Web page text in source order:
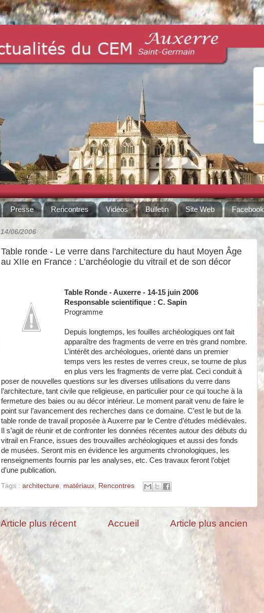
Presse Rencontres Vidéos Bulletin Site Web Facebook
14/06/2006
Table ronde - Le verre dans l'architecture du haut Moyen Âge
au XIIe en France : L’archéologie du vitrail et de son décor
Table Ronde - Auxerre - 14-15 juin 2006
Responsable scientifique : C. Sapin
Programme
Depuis longtemps, les fouilles archéologiques ont fait
apparaître des fragments de verre en très grand nombre.
L’intérêt des archéologues, orienté dans un premier
temps vers les restes de verres creux, se tourne de plus
en plus vers les fragments de verre plat. Ceci conduit à
poser de nouvelles questions sur les diverses utilisations du verre dans
l’architecture, tant civile que religieuse, en particulier pour ce qui touche à la
fermeture des baies ou au décor intérieur. Le moment parait venu de faire le
point sur l’avancement des recherches dans ce domaine. C’est le but de la
table ronde de travail proposée à Auxerre par le Centre d’études médiévales.
Il s’agit de réunir et de confronter les données récentes autour des débuts du
vitrail en France, issues des trouvailles archéologiques et aussi des fonds
de musées. Seront mis en évidence les arguments chronologiques, les
renseignements fournis par les analyses, etc. Ces travaux feront l’objet
d’une publication.
Tags : architecture, matériaux, Rencontres
Article plus récent Article plus ancien
Accueil